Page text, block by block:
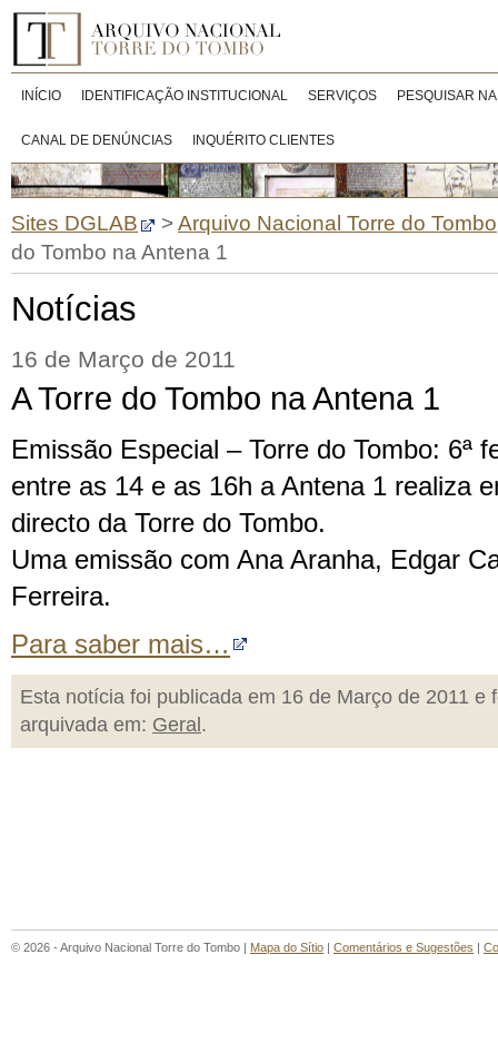
INÍCIO IDENTIFICAÇÃO INSTITUCIONAL SERVIÇOS PESQUISAR
CANAL DE DENÚNCIAS INQUÉRITO CLIENTES
Sites DGLAB >Arquivo Nacional Torre do Tombo
do Tombo na Antena 1
Notícias
16 de Março de 2011
A Torre do Tombo na Antena 1
Emissão Especial – Torre do Tombo: 6ª
entre as 14 e as 16h a Antena 1 realiza
directo da Torre do Tombo.
Uma emissão com Ana Aranha, Edgar
Ferreira.
Para saber mais…
Esta notícia foi publicada em 16 de Março de 2011 e
arquivada em: Geral .
© 2026 - Arquivo Nacional Torre do Tombo | Mapa do Sítio | Comentários e Sugestões |